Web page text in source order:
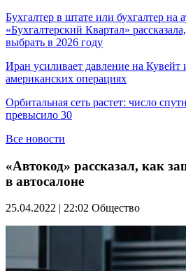
Бухгалтер в штате или бухгалтер на
«Бухгалтерский Квартал»
выбрать в 2026 году
Иран усиливает давление на Кувейт
американских операциях
Орбитальная сеть растет: число
превысило 30
Все новости
«Автокод» рассказал, как
в автосалоне
25.04.2022 | 22:02 Общество